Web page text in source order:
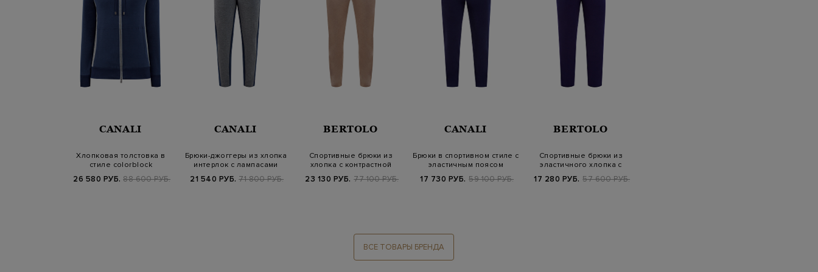
CANALI
Хлопковая толстовка в
стиле colorblock
26 580 РУБ. 88 600 РУБ.
CANALI
Брюки-джоггеры из хлопка
интерлок с лампасами
21 540 РУБ. 71 800 РУБ.
BERTOLO
Спортивные брюки из
хлопка с контрастной
23 130 РУБ. 77 100 РУБ.
CANALI
Брюки в спортивном стиле с
эластичным поясом
17 730 РУБ. 59 100 РУБ.
BERTOLO
Спортивные брюки из
эластичного хлопка с
17 280 РУБ. 57 600 РУБ.
ВСЕ ТОВАРЫ БРЕНДА